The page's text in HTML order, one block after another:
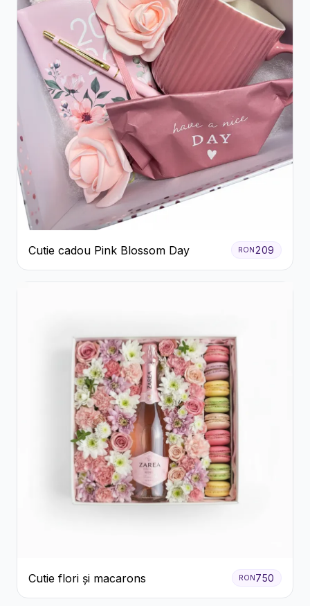
Cutie cadou Pink Blossom Day RON 209
Cutie flori și macarons RON 750